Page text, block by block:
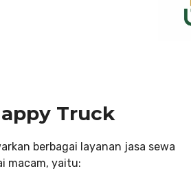
Truck
berbagai layanan jasa sewa
macam, yaitu: